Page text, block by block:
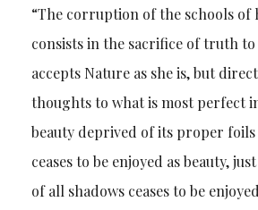
“The corruption of the schools
consists in the sacrifice of truth to
accepts Nature as she is, but
thoughts to what is most perfect
beauty deprived of its proper
ceases to be enjoyed as beauty,
of all shadows ceases to be